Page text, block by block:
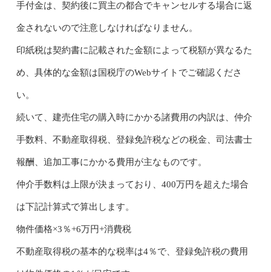
手付金は、契約後に買主の都合でキャンセルする場合に返
金されないので注意しなければなりません。
印紙税は契約書に記載された金額によって税額が異なるた
め、具体的な金額は国税庁のWebサイトでご確認くださ
い。
続いて、建売住宅の購入時にかかる諸費用の内訳は、仲介
手数料、不動産取得税、登録免許税などの税金、司法書士
報酬、追加工事にかかる費用が主なものです。
仲介手数料は上限が決まっており、400万円を超えた場合
は下記計算式で算出します。
物件価格×3％+6万円+消費税
不動産取得税の基本的な税率は4％で、登録免許税の費用